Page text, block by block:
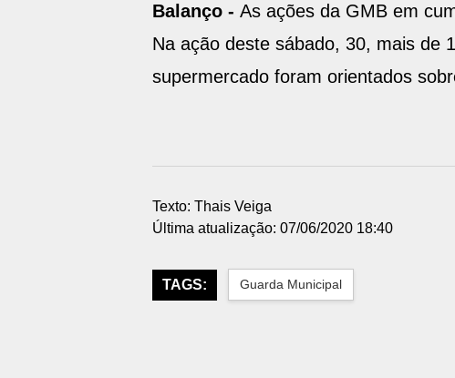
Balanço - As ações da GMB em
Na ação deste sábado, 30, mais de
supermercado foram orientados
Texto: Thais Veiga
Última atualização: 07/06/2020 18:40
TAGS: Guarda Municipal